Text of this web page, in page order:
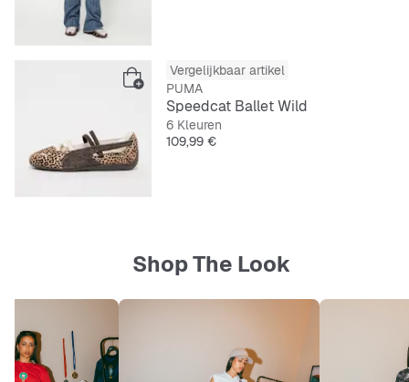
Vergelijkbaar artikel
PUMA
Speedcat Ballet Wild
6 Kleuren
Prijs
109,99 €
Shop The Look